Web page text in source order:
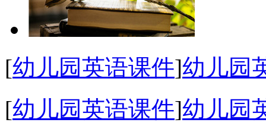
[幼儿园英语课件]幼儿园
[幼儿园英语课件]幼儿园